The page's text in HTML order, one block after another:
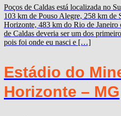
Poços de Caldas está localizada no
103 km de Pouso Alegre, 258 km de
Horizonte, 483 km do Rio de Janeiro
de Caldas deveria ser um dos
pois foi onde eu nasci e […]
Estádio do
Horizonte – MG